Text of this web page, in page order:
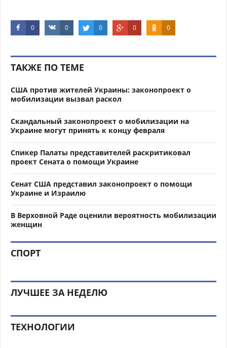
0 0 0 0 0
ТАКЖЕ ПО ТЕМЕ
США против жителей Украины: законопроект о
мобилизации вызвал раскол
Скандальный законопроект о мобилизации на
Украине могут принять к концу февраля
Спикер Палаты представителей раскритиковал
проект Сената о помощи Украине
Сенат США представил законопроект о помощи
Украине и Израилю
В Верховной Раде оценили вероятность мобилизации
женщин
СПОРТ
ЛУЧШЕЕ ЗА НЕДЕЛЮ
ТЕХНОЛОГИИ